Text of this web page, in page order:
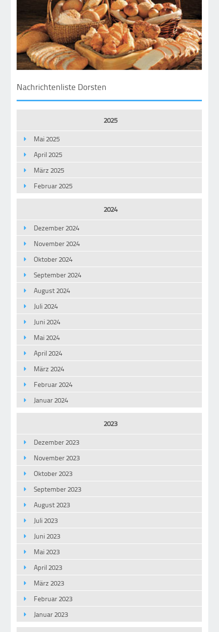
Nachrichtenliste Dorsten
2025
Mai 2025
April 2025
März 2025
Februar 2025
2024
Dezember 2024
November 2024
Oktober 2024
September 2024
August 2024
Juli 2024
Juni 2024
Mai 2024
April 2024
März 2024
Februar 2024
Januar 2024
2023
Dezember 2023
November 2023
Oktober 2023
September 2023
August 2023
Juli 2023
Juni 2023
Mai 2023
April 2023
März 2023
Februar 2023
Januar 2023